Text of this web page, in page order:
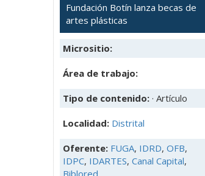
Fundación Botín lanza becas de
artes plásticas
Micrositio:
Área de trabajo:
Tipo de contenido: · Artículo
Localidad: Distrital
Oferente: FUGA, IDRD, OFB,
IDPC, IDARTES, Canal Capital,
Biblored